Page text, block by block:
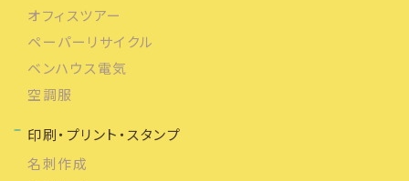
オフィスツアー
ペーパーリサイクル
ベンハウス電気
空調服
印刷・プリント・スタンプ
名刺作成